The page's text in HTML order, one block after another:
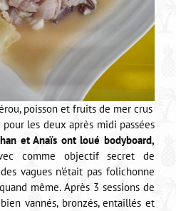
poisson et fruits de mer crus
les deux après midi passées
et Anaïs ont loué bodyboard,
comme objectif secret de
vagues n’était pas folichonne
même. Après 3 sessions de
vannés, bronzés, entaillés et